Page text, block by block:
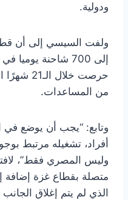
ودولية.
إلى 700 شاحنة
حرصت
من المساعدات.
وتابع: “يجب أن يوضع في
أفراد، تشغيله مرتبط
وليس المصري فقط”،
متصلة بقطاع غزة إضافة
الذي لم يتم إغلاق